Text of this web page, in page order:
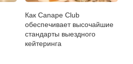
Как Canape Club
обеспечивает высочайшие
стандарты выездного
кейтеринга